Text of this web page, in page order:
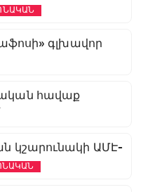
գլխավոր
հավաք
կշարունակի ԱՄԷ-